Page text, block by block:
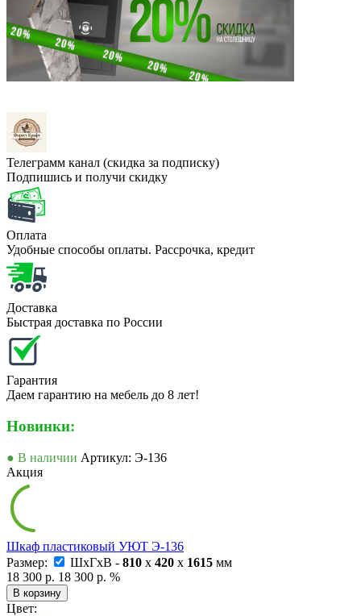
Телеграмм канал (скидка за подписку)
Подпишись и получи скидку
Оплата
Удобные способы оплаты. Рассрочка, кредит
Доставка
Быстрая доставка по России
Гарантия
Даем гарантию на мебель до 8 лет!
Новинки:
● В наличии Артикул: Э-136
Акция
Шкаф пластиковый УЮТ Э-136
Размер:
ШxГxВ - 810 x 420 x 1615 мм
18 300 р. 18 300 р. %
В корзину
Цвет: